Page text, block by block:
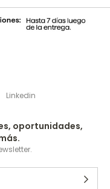
Linkedin
oportunidades,